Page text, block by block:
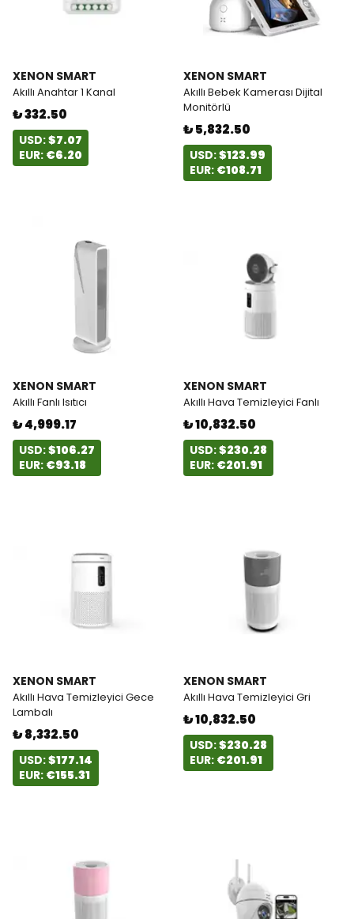
XENON SMART
Akıllı Anahtar 1 Kanal
₺ 332.50
USD:$7.07
EUR: €6.20
XENON SMART
Akıllı Bebek Kamerası Dijital
Monitörlü
₺ 5,832.50
USD:$123.99
EUR: €108.71
XENON SMART
Akıllı Fanlı Isıtıcı
₺ 4,999.17
USD:$106.27
EUR: €93.18
XENON SMART
Akıllı Hava Temizleyici Fanlı
₺ 10,832.50
USD:$230.28
EUR: €201.91
XENON SMART
Akıllı Hava Temizleyici Gece
Lambalı
₺ 8,332.50
USD:$177.14
EUR: €155.31
XENON SMART
Akıllı Hava Temizleyici Gri
₺ 10,832.50
USD:$230.28
EUR: €201.91